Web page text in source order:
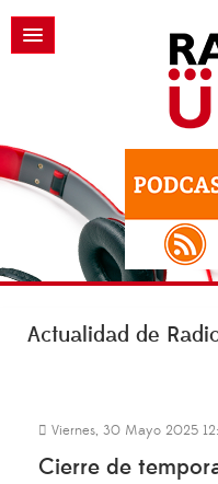
Actualidad de
Viernes, 30 Mayo 2025
Cierre de